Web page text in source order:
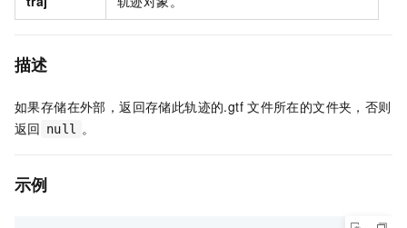
描述
如果存储在外部，返回存储此轨迹的.gtf 文件所在的文件夹，否则
返回 null 。
示例